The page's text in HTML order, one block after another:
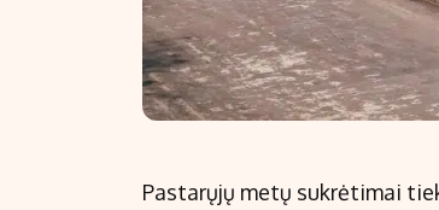
Pastarųjų metų sukrėtimai